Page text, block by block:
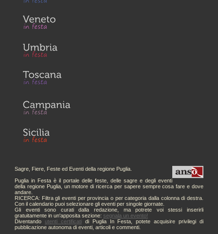
Sagre, Fiere, Feste ed Eventi della regione Puglia.
Puglia in Festa è il portale delle feste, delle sagre e degli eventi
della regione Puglia, un motore di ricerca per sapere sempre cosa fare e dove
andare.
RICERCA: Filtra gli eventi per provincia o per categoria dalla colonna di destra.
Con il calendario puoi selezionare gli eventi per singole giornate.
Gli eventi sono curati dalla redazione, ma potrete voi stessi inserirli
gratuitamente in un'apposita sezione: segnala un evento!
Diventando utenti certificatidi Puglia In Festa, potete acquisire privilegi di
pubblicazione autonoma di eventi, articoli e commenti.